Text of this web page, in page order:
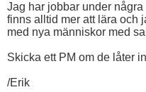
Jag har jobbar under
finns alltid mer att lära och
med nya människor med
Skicka ett PM om de låter
/Erik